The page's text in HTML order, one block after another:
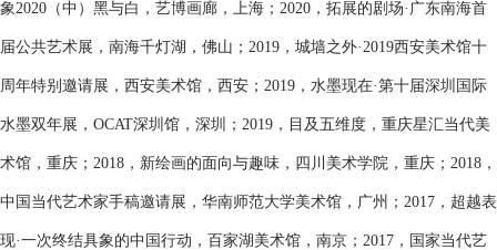
象2020（中）黑与白，艺博画廊，上海；2020，拓展的剧场·广东南海首
届公共艺术展，南海千灯湖，佛山；2019，城墙之外·2019西安美术馆十
周年特别邀请展，西安美术馆，西安；2019，水墨现在·第十届深圳国际
水墨双年展，OCAT深圳馆，深圳；2019，目及五维度，重庆星汇当代美
术馆，重庆；2018，新绘画的面向与趣味，四川美术学院，重庆；2018，
中国当代艺术家手稿邀请展，华南师范大学美术馆，广州；2017，超越表
现·一次终结具象的中国行动，百家湖美术馆，南京；2017，国家当代艺